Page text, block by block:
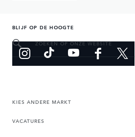
BLIJF OP DE HOOGTE
ZOEKEN OP ONZE WEBSITE
KIES ANDERE MARKT
VACATURES